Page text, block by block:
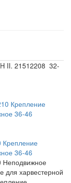
II. 21512208 32-
Крепление
36-46
Неподвижное
для харвестерной